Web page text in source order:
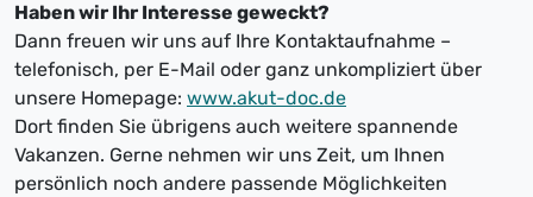
Haben wir Ihr Interesse geweckt?
Dann freuen wir uns auf Ihre Kontaktaufnahme –
telefonisch, per E-Mail oder ganz unkompliziert über
unsere Homepage: www.akut-doc.de
Dort finden Sie übrigens auch weitere spannende
Vakanzen. Gerne nehmen wir uns Zeit, um Ihnen
persönlich noch andere passende Möglichkeiten